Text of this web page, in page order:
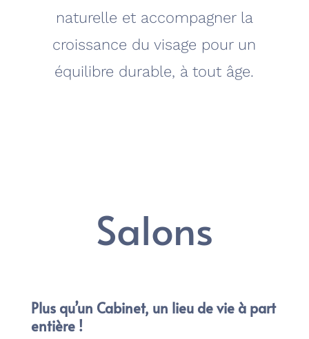
naturelle et accompagner la
croissance du visage pour un
équilibre durable, à tout âge.
Salons
Plus qu’un Cabinet, un lieu de vie à part
entière !